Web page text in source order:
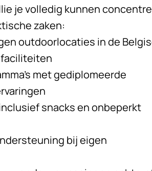
je volledig kunnen
zaken:
outdoorlocaties in de
met gediplomeerde
snacks en onbeperkt
bij eigen